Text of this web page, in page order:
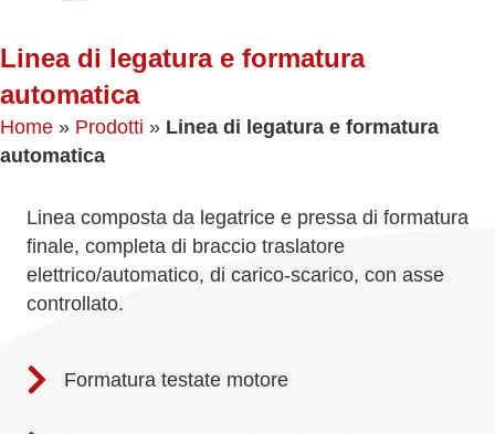
Linea di legatura e formatura
automatica
Home » Prodotti » Linea di legatura e formatura
automatica
Linea composta da legatrice e pressa di formatura
finale, completa di braccio traslatore
elettrico/automatico, di carico-scarico, con asse
controllato.
Formatura testate motore